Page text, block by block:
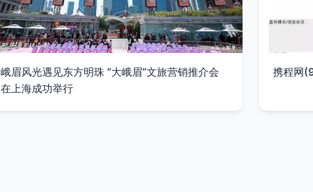
峨眉风光遇见东方明珠 “大峨眉”文旅营销推介会
在上海成功举行
携程网